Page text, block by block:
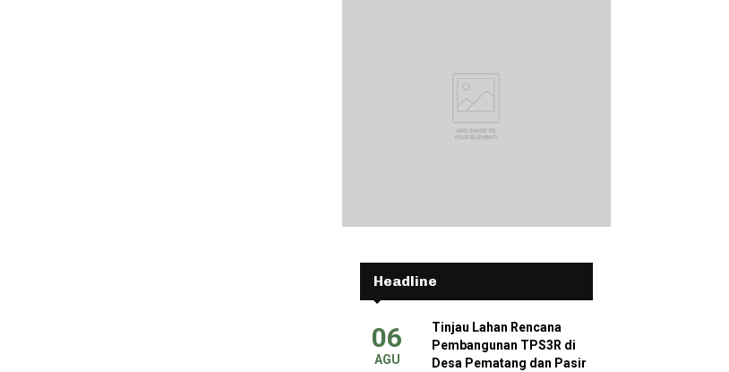
Headline
06
AGU
Tinjau Lahan Rencana
Pembangunan TPS3R di
Desa Pematang dan Pasir